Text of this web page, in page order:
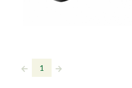
1